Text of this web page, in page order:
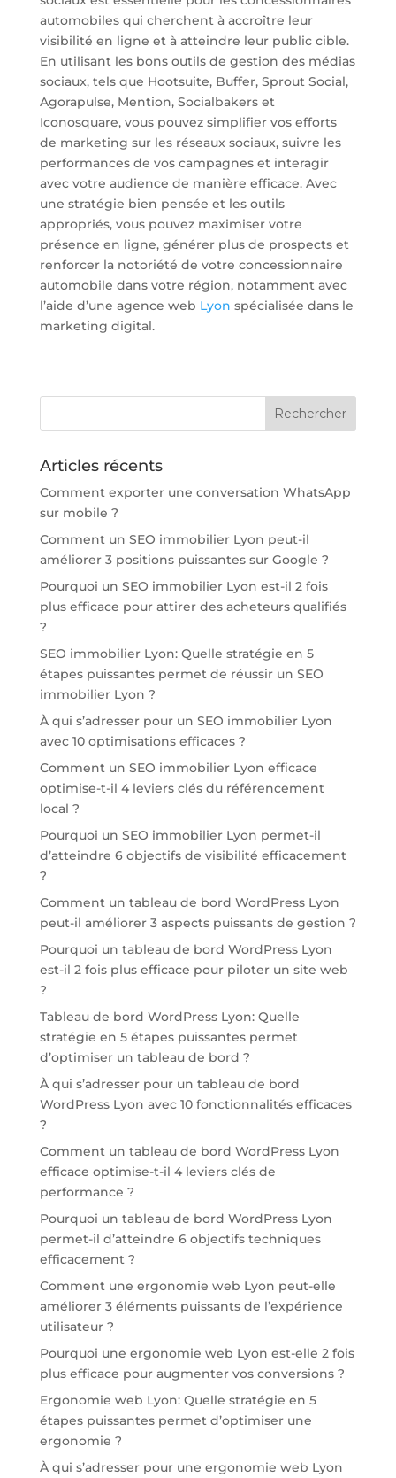
automobiles qui cherchent à accroître leur
visibilité en ligne et à atteindre leur public cible.
En utilisant les bons outils de gestion des médias
sociaux, tels que Hootsuite, Buffer, Sprout Social,
Agorapulse, Mention, Socialbakers et
Iconosquare, vous pouvez simplifier vos efforts
de marketing sur les réseaux sociaux, suivre les
performances de vos campagnes et interagir
avec votre audience de manière efficace. Avec
une stratégie bien pensée et les outils
appropriés, vous pouvez maximiser votre
présence en ligne, générer plus de prospects et
renforcer la notoriété de votre concessionnaire
automobile dans votre région, notamment avec
l’aide d’une agence web Lyon spécialisée dans le
marketing digital.
Articles récents
Comment exporter une conversation WhatsApp
sur mobile ?
Comment un SEO immobilier Lyon peut-il
améliorer 3 positions puissantes sur Google ?
Pourquoi un SEO immobilier Lyon est-il 2 fois
plus efficace pour attirer des acheteurs qualifiés
?
SEO immobilier Lyon: Quelle stratégie en 5
étapes puissantes permet de réussir un SEO
immobilier Lyon ?
À qui s’adresser pour un SEO immobilier Lyon
avec 10 optimisations efficaces ?
Comment un SEO immobilier Lyon efficace
optimise-t-il 4 leviers clés du référencement
local ?
Pourquoi un SEO immobilier Lyon permet-il
d’atteindre 6 objectifs de visibilité efficacement
?
Comment un tableau de bord WordPress Lyon
peut-il améliorer 3 aspects puissants de gestion ?
Pourquoi un tableau de bord WordPress Lyon
est-il 2 fois plus efficace pour piloter un site web
?
Tableau de bord WordPress Lyon: Quelle
stratégie en 5 étapes puissantes permet
d’optimiser un tableau de bord ?
À qui s’adresser pour un tableau de bord
WordPress Lyon avec 10 fonctionnalités efficaces
?
Comment un tableau de bord WordPress Lyon
efficace optimise-t-il 4 leviers clés de
performance ?
Pourquoi un tableau de bord WordPress Lyon
permet-il d’atteindre 6 objectifs techniques
efficacement ?
Comment une ergonomie web Lyon peut-elle
améliorer 3 éléments puissants de l’expérience
utilisateur ?
Pourquoi une ergonomie web Lyon est-elle 2 fois
plus efficace pour augmenter vos conversions ?
Ergonomie web Lyon: Quelle stratégie en 5
étapes puissantes permet d’optimiser une
ergonomie ?
À qui s’adresser pour une ergonomie web Lyon